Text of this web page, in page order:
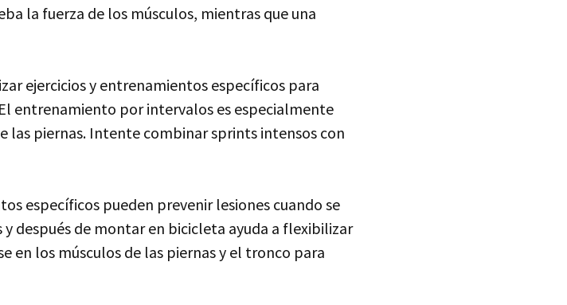
la fuerza de los músculos, mientras que una
ejercicios y entrenamientos específicos para
entrenamiento por intervalos es especialmente
las piernas. Intente combinar sprints intensos con
específicos pueden prevenir lesiones cuando se
después de montar en bicicleta ayuda a flexibilizar
en los músculos de las piernas y el tronco para